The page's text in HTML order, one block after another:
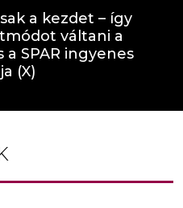
a kezdet – így
váltani a
a SPAR ingyenes
(X)